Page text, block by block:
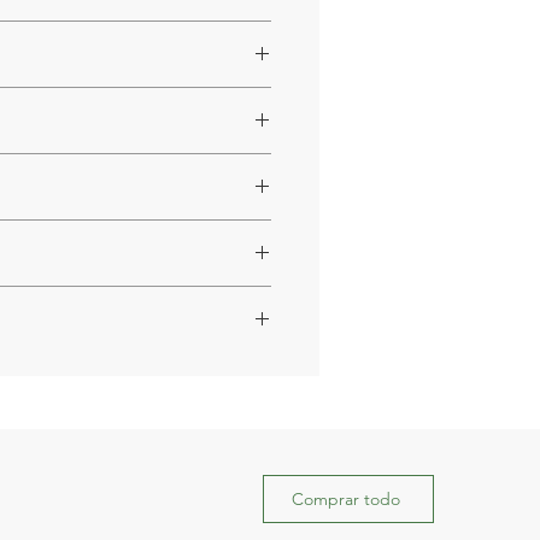
de la salud antes de usarlo.
Comprar todo